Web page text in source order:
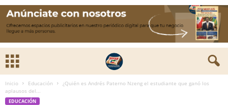
Inicio Educación
‎¿Quién es Andrés Paterno Nzeng el estudiante que ganó los
aplausos del...
EDUCACIÓN